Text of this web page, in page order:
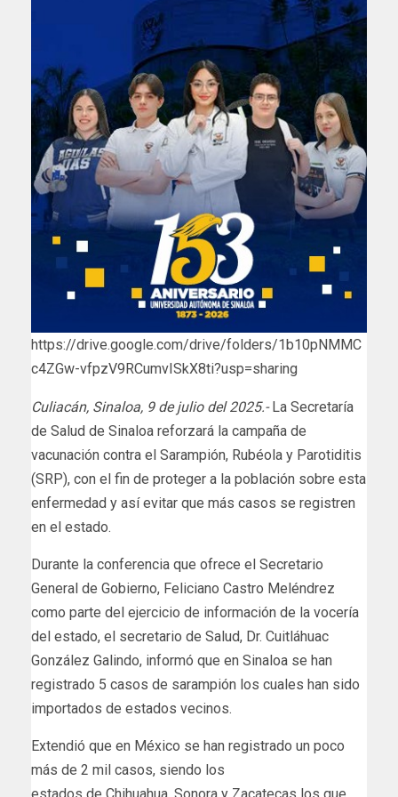
https://drive.google.com/drive/folders/1b10pNMMC
c4ZGw-vfpzV9RCumvISkX8ti?usp=sharing
Culiacán, Sinaloa, 9 de julio del 2025.-La Secretaría
de Salud de Sinaloa reforzará la campaña de
vacunación contra el Sarampión, Rubéola y Parotiditis
(SRP), con el fin de proteger a la población sobre esta
enfermedad y así evitar que más casos se registren
en el estado.
Durante la conferencia que ofrece el Secretario
General de Gobierno, Feliciano Castro Meléndrez
como parte del ejercicio de información de la vocería
del estado, el secretario de Salud, Dr. Cuitláhuac
González Galindo, informó que en Sinaloa se han
registrado 5 casos de sarampión los cuales han sido
importados de estados vecinos.
Extendió que en México se han registrado un poco
más de 2 mil casos, siendo los